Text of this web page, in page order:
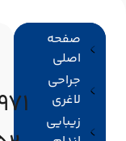
صفحه
اصلی
جراحی
لاغری
زیبایی